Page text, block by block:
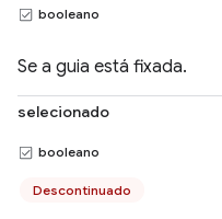
booleano
Se a guia está fixada.
selecionado
booleano
Descontinuado